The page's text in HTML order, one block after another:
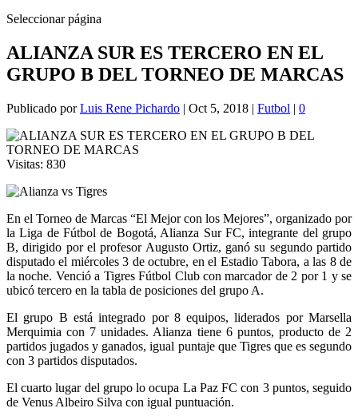
Seleccionar página
ALIANZA SUR ES TERCERO EN EL
GRUPO B DEL TORNEO DE MARCAS
Publicado porLuis Rene Pichardo | Oct 5, 2018 | Futbol | 0
Visitas: 830
En el Torneo de Marcas “El Mejor con los Mejores”, organizado por
la Liga de Fútbol de Bogotá, Alianza Sur FC, integrante del grupo
B, dirigido por el profesor Augusto Ortiz, ganó su segundo partido
disputado el miércoles 3 de octubre, en el Estadio Tabora, a las 8 de
la noche. Venció a Tigres Fútbol Club con marcador de 2 por 1 y se
ubicó tercero en la tabla de posiciones del grupo A.
El grupo B está integrado por 8 equipos, liderados por Marsella
Merquimia con 7 unidades. Alianza tiene 6 puntos, producto de 2
partidos jugados y ganados, igual puntaje que Tigres que es segundo
con 3 partidos disputados.
El cuarto lugar del grupo lo ocupa La Paz FC con 3 puntos, seguido
de Venus Albeiro Silva con igual puntuación.